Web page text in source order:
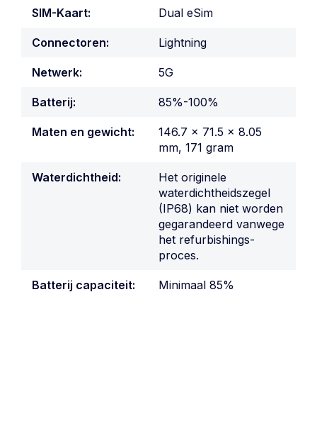
SIM-Kaart: Dual eSim
Connectoren: Lightning
Netwerk: 5G
Batterij: 85%-100%
Maten en gewicht:
146.7 x 71.5 x 8.05
mm, 171 gram
Waterdichtheid:
Het originele
waterdichtheidszegel
(IP68) kan niet worden
gegarandeerd vanwege
het refurbishings-
proces.
Batterij capaciteit: Minimaal 85%